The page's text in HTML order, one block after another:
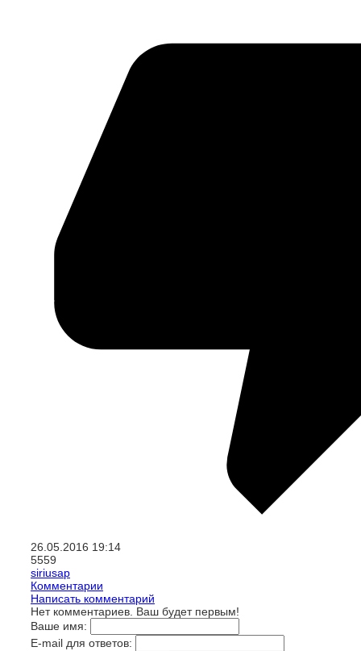
26.05.2016 19:14
5559
siriusap
Комментарии
Написать комментарий
Нет комментариев. Ваш будет первым!
Ваше имя:
E-mail для ответов: